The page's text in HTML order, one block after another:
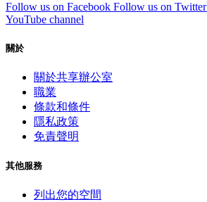
Follow us on Facebook Follow us on Twitter
YouTube channel
關於
關於共享辦公室
職業
條款和條件
隱私政策
免責聲明
其他服務
列出您的空間